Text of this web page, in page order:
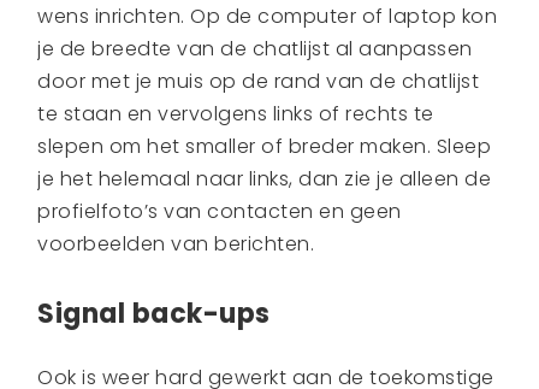
wens inrichten. Op de computer of laptop kon
je de breedte van de chatlijst al aanpassen
door met je muis op de rand van de chatlijst
te staan en vervolgens links of rechts te
slepen om het smaller of breder maken. Sleep
je het helemaal naar links, dan zie je alleen de
profielfoto’s van contacten en geen
voorbeelden van berichten.
Signal back-ups
Ook is weer hard gewerkt aan de toekomstige